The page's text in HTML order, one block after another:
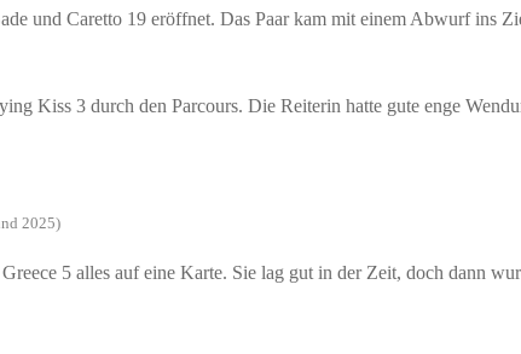
und Caretto 19 eröffnet. Das Paar kam mit einem Abwurf ins
Kiss 3 durch den Parcours. Die Reiterin hatte gute enge
2025)
5 alles auf eine Karte. Sie lag gut in der Zeit, doch dann